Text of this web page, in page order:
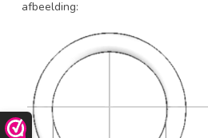
afbeelding: